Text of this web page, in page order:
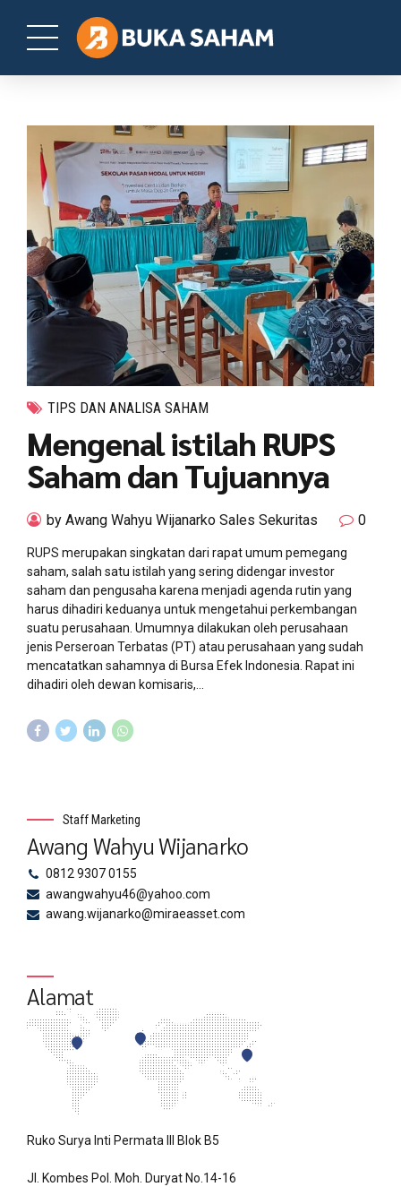
TIPS DAN ANALISA SAHAM
Mengenal istilah RUPS
Saham dan Tujuannya
by Awang Wahyu Wijanarko Sales Sekuritas 0
RUPS merupakan singkatan dari rapat umum pemegang
saham, salah satu istilah yang sering didengar investor
saham dan pengusaha karena menjadi agenda rutin yang
harus dihadiri keduanya untuk mengetahui perkembangan
suatu perusahaan. Umumnya dilakukan oleh perusahaan
jenis Perseroan Terbatas (PT) atau perusahaan yang sudah
mencatatkan sahamnya di Bursa Efek Indonesia. Rapat ini
dihadiri oleh dewan komisaris,...
Staff Marketing
Awang Wahyu Wijanarko
0812 9307 0155
awangwahyu46@yahoo.com
awang.wijanarko@miraeasset.com
Alamat
Ruko Surya Inti Permata III Blok B5
Jl. Kombes Pol. Moh. Duryat No.14-16